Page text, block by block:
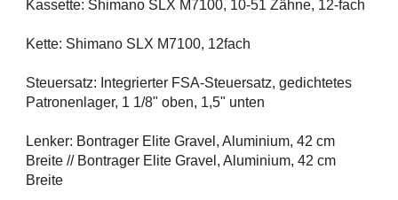
Kassette: Shimano SLX M7100, 10-51 Zähne, 12-fach
Kette: Shimano SLX M7100, 12fach
Steuersatz: Integrierter FSA-Steuersatz, gedichtetes
Patronenlager, 1 1/8" oben, 1,5" unten
Lenker: Bontrager Elite Gravel, Aluminium, 42 cm
Breite // Bontrager Elite Gravel, Aluminium, 42 cm
Breite